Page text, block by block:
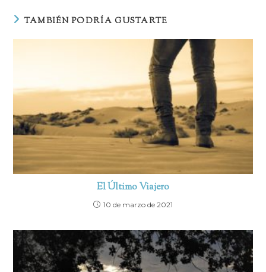
TAMBIÉN PODRÍA GUSTARTE
El Último Viajero
10 de marzo de 2021